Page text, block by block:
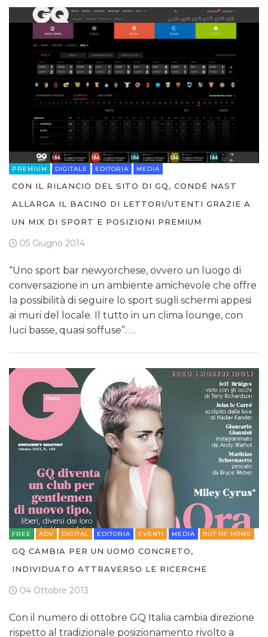
PREMIUM DIGITALE EDITORIA MEDIA
CON IL RILANCIO DEL SITO DI GQ, CONDÉ NAST
ALLARGA IL BACINO DI LETTORI/UTENTI GRAZIE A
UN MIX DI SPORT E POSIZIONI PREMIUM
05 Giugno 2014
“Uno sport bar newyorchese, ovvero un luogo di
conversazione in un ambiente amichevole che offre
la possibilità di seguire lo sport sugli schermi appesi
ai muri del locale. Il tutto in un clima lounge, con
luci basse, quasi soffuse”. …
FREE ADV DIGITAL EDITORIA EVENTI MEDIA OUT OF HOME
GQ CAMBIA PER UN UOMO CONCRETO,
INDIVIDUATO ATTRAVERSO LE RICERCHE
04 Ottobre 2013
Con il numero di ottobre GQ Italia cambia direzione
rispetto al tradizionale posizionamento rivolto a